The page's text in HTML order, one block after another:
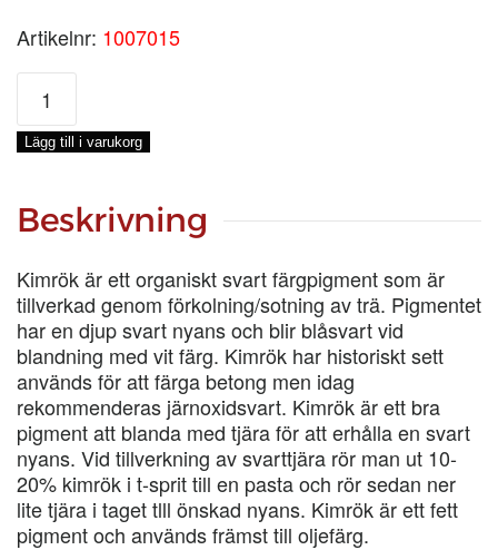
Artikelnr: 1007015
KIMRÖK,
0,2-
KG
mängd
Lägg till i varukorg
Beskrivning
Kimrök är ett organiskt svart färgpigment som är
tillverkad genom förkolning/sotning av trä. Pigmentet
har en djup svart nyans och blir blåsvart vid
blandning med vit färg. Kimrök har historiskt sett
används för att färga betong men idag
rekommenderas järnoxidsvart. Kimrök är ett bra
pigment att blanda med tjära för att erhålla en svart
nyans. Vid tillverkning av svarttjära rör man ut 10-
20% kimrök i t-sprit till en pasta och rör sedan ner
lite tjära i taget tlll önskad nyans. Kimrök är ett fett
pigment och används främst till oljefärg.